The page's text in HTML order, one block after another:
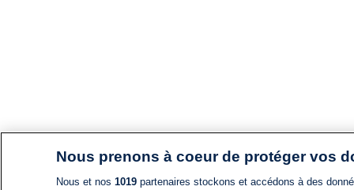
Nous prenons à coeur de protéger vos
Nous et nos 1019partenaires stockons et accédons à des